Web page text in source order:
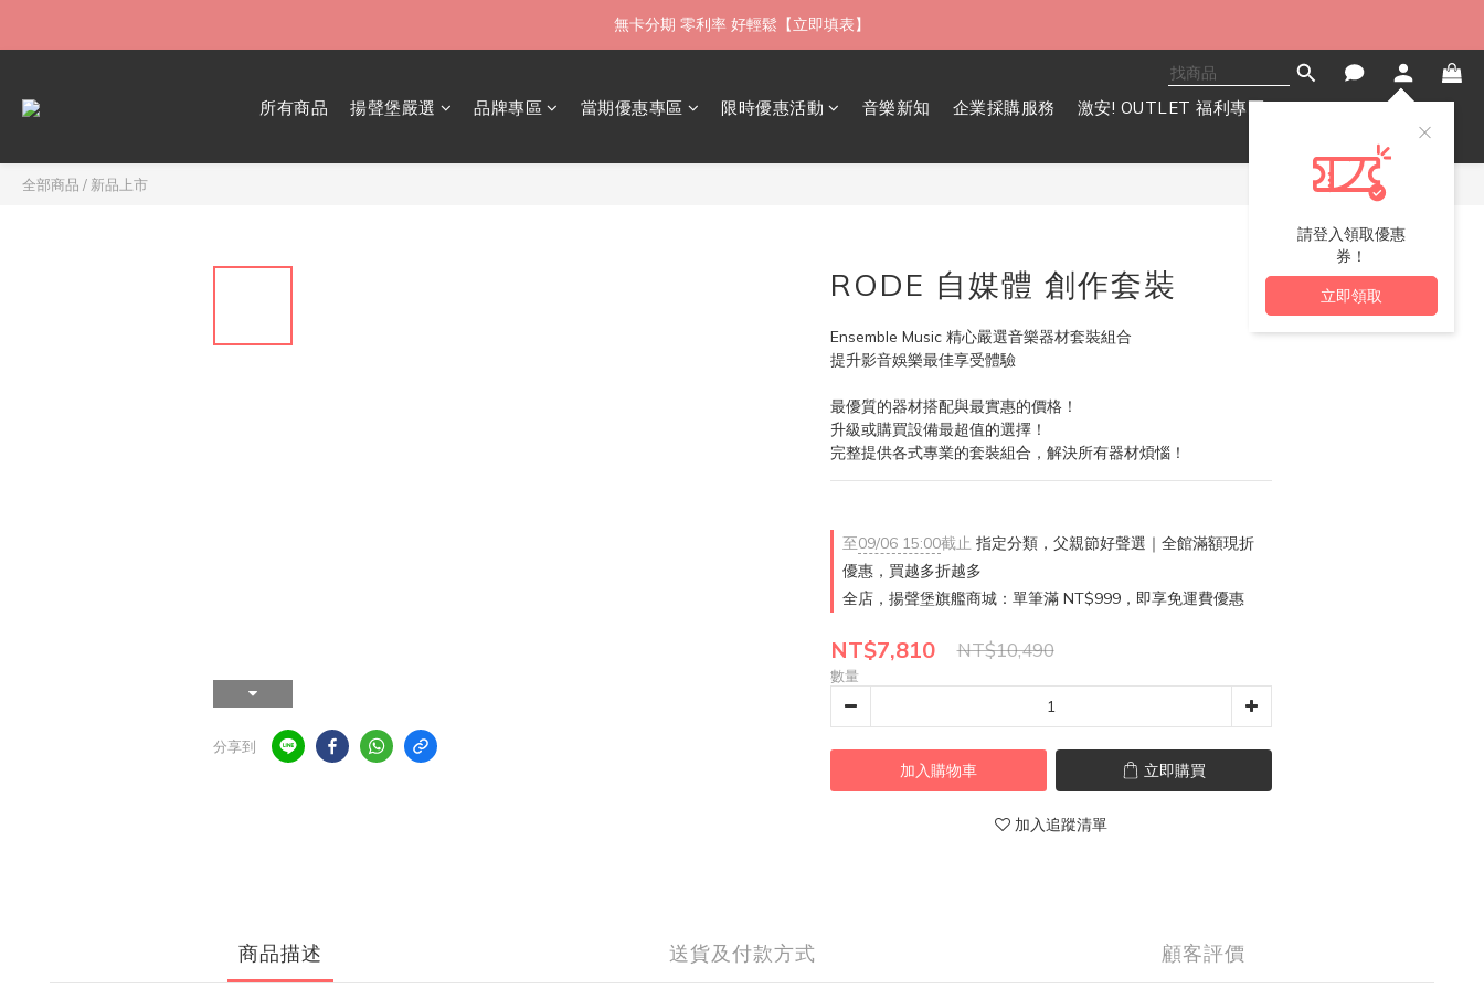
如需當日配送貨海外寄送，歡迎直接與我們聯繫
無卡分期 零利率 好輕鬆【立即填表】
如需當日配送貨海外寄送，歡迎直接與我們聯繫
請登入領取優惠
券！
立即領取
所有商品 揚聲堡嚴選 品牌專區 當期優惠專區 限時優惠活動 音樂新知 企業採購服務 激安! OUTLET 福利專區
全部商品 / 新品上市
分享到
RODE 自媒體 創作套裝
Ensemble Music 精心嚴選音樂器材套裝組合
提升影音娛樂最佳享受體驗
最優質的器材搭配與最實惠的價格！
升級或購買設備最超值的選擇！
完整提供各式專業的套裝組合，解決所有器材煩惱！
至09/06 15:00截止 指定分類，父親節好聲選｜全館滿額現折
優惠，買越多折越多
全店，揚聲堡旗艦商城：單筆滿 NT$999，即享免運費優惠
NT$7,810 NT$10,490
數量
加入購物車 立即購買
加入追蹤清單
商品描述 送貨及付款方式 顧客評價